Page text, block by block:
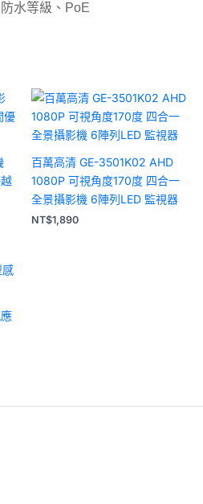
水等級、PoE
百萬高清 GE-3501K02 AHD
1080P 可視角度170度 四合一
全景攝影機 6陣列LED 監視器
NT$1,890